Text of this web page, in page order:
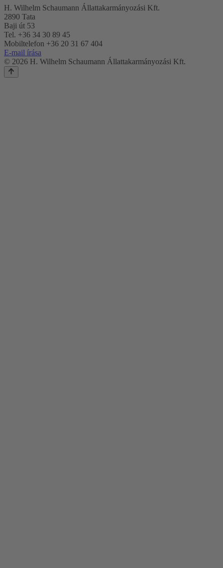
H. Wilhelm Schaumann Állattakarmányozási Kft.
2890 Tata
Baji út 53
Tel. +36 34 30 89 45
Mobiltelefon +36 20 31 67 404
E-mail írása
© 2026 H. Wilhelm Schaumann Állattakarmányozási Kft.